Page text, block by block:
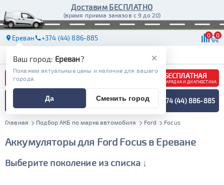
Доставим БЕСПЛАТНО
(время приема заказов с 9 до 20)
Ереван +374 (44) 886-885 0 0
АКБ ДОСТАВКА
БЕСПЛАТНАЯ
ЗАРЯДКА И ДИАГНОСТИКА
ПОДБОР АККУМУЛЯТОРА
СПЕЦИАЛИСТОМ +374 (44) 886-885
Главная Подбор АКБ по марке автомобиля Ford Focus
Аккумуляторы для Ford Focus в Ереване
Выберите поколение из списка ↓
×
Ваш город: Ереван?
Покажем актуальные цены и наличие для вашего
города.
Да Сменить город